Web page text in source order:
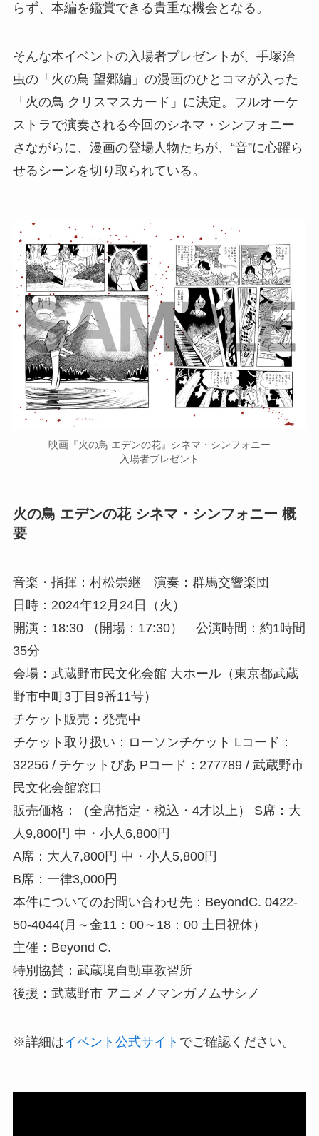
らず、本編を鑑賞できる貴重な機会となる。
そんな本イベントの入場者プレゼントが、手塚治
虫の「火の鳥 望郷編」の漫画のひとコマが入った
「火の鳥 クリスマスカード」に決定。フルオーケ
ストラで演奏される今回のシネマ・シンフォニー
さながらに、漫画の登場人物たちが、“音”に心躍ら
せるシーンを切り取られている。
映画『火の鳥 エデンの花』シネマ・シンフォニー
入場者プレゼント
火の鳥 エデンの花 シネマ・シンフォニー 概
要
音楽・指揮：村松崇継 演奏：群馬交響楽団
日時：2024年12月24日（火）
開演：18:30 （開場：17:30） 公演時間：約1時間
35分
会場：武蔵野市民文化会館 大ホール（東京都武蔵
野市中町3丁目9番11号）
チケット販売：発売中
チケット取り扱い：ローソンチケット Lコード：
32256 / チケットぴあ Pコード：277789 / 武蔵野市
民文化会館窓口
販売価格：（全席指定・税込・4才以上） S席：大
人9,800円 中・小人6,800円
A席：大人7,800円 中・小人5,800円
B席：一律3,000円
本件についてのお問い合わせ先：BeyondC. 0422-
50-4044(月～金11：00～18：00 土日祝休）
主催：Beyond C.
特別協賛：武蔵境自動車教習所
後援：武蔵野市 アニメノマンガノムサシノ
※詳細はイベント公式サイト でご確認ください。